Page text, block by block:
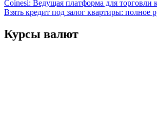
Навигация
по
записям
Coinesi: Ведущая платформа для торговли
Взять кредит под залог квартиры:
Курсы валют